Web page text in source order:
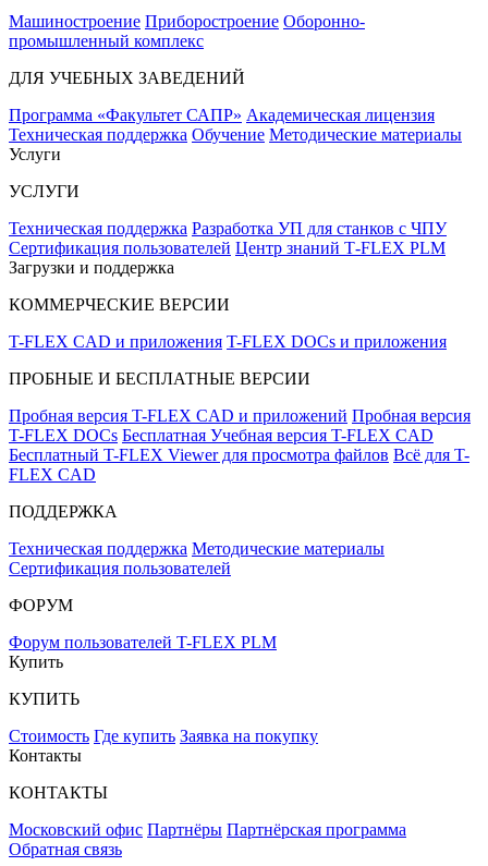
Машиностроение Приборостроение Оборонно-
промышленный комплекс
ДЛЯ УЧЕБНЫХ ЗАВЕДЕНИЙ
Программа «Факультет САПР» Академическая лицензия
Техническая поддержка Обучение Методические материалы
Услуги
УСЛУГИ
Техническая поддержка Разработка УП для станков с ЧПУ
Сертификация пользователей Центр знаний T‑FLEX PLM
Загрузки и поддержка
КОММЕРЧЕСКИЕ ВЕРСИИ
T-FLEX CAD и приложения T-FLEX DOCs и приложения
ПРОБНЫЕ И БЕСПЛАТНЫЕ ВЕРСИИ
Пробная версия T-FLEX CAD и приложений Пробная версия
T-FLEX DOCs Бесплатная Учебная версия T-FLEX CAD
Бесплатный T-FLEX Viewer для просмотра файлов Всё для T-
FLEX CAD
ПОДДЕРЖКА
Техническая поддержка Методические материалы
Сертификация пользователей
ФОРУМ
Форум пользователей T-FLEX PLM
Купить
КУПИТЬ
Стоимость Где купить Заявка на покупку
Контакты
КОНТАКТЫ
Московский офис Партнёры Партнёрская программа
Обратная связь